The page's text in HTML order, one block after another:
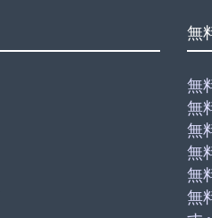
無
無
無
無
無
無
無